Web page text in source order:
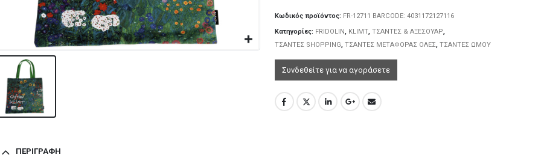
Κωδικός προϊόντος: FR-12711 BARCODE: 4031172127116
Κατηγορίες: FRIDOLIN KLIMT, ΤΣΑΝΤΕΣ & ΑΞΕΣΟΥΑΡ
ΤΣΑΝΤΕΣ SHOPPING ΤΣΑΝΤΕΣ ΜΕΤΑΦΟΡΑΣ ΟΛΕΣ ΤΣΑΝΤΕΣ ΩΜΟΥ
Συνδεθείτε για να αγοράσετε
ΠΕΡΙΓΡΑΦΉ